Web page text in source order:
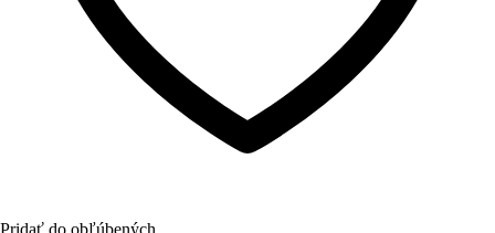
Pridať do obľúbených